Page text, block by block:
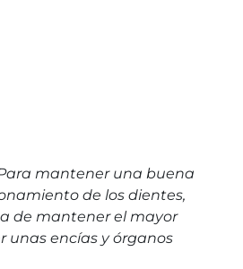
mantener una buena
de los dientes,
de mantener el mayor
unas encías y órganos